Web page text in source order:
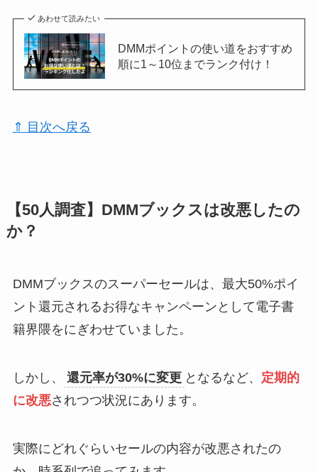
あわせて読みたい
DMMポイントの使い道をおすすめ
順に1～10位までランク付け！
⇑ 目次へ戻る
【50人調査】DMMブックスは改悪したの
か？
DMMブックスのスーパーセールは、最大50%ポイ
ント還元されるお得なキャンペーンとして電子書
籍界隈をにぎわせていました。
しかし、 還元率が30%に変更 となるなど、 定期的
に改悪されつつ状況にあります。
実際にどれぐらいセールの内容が改悪されたの